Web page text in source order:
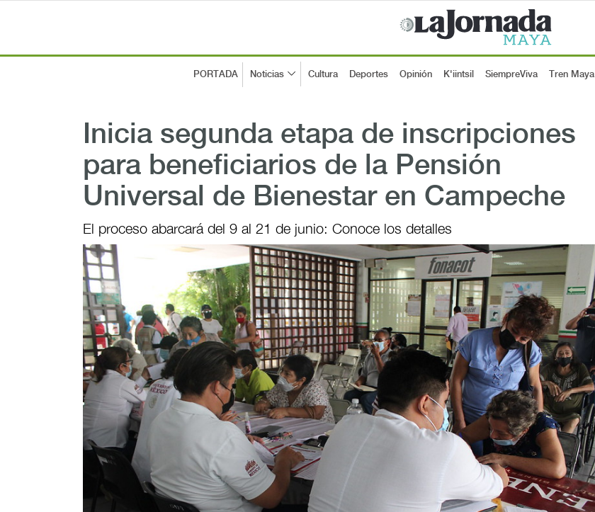
PORTADA Noticias Cultura Deportes Opinión K'iintsil SiempreViva Tren Maya
Inicia segunda etapa de inscripciones
para beneficiarios de la Pensión
Universal de Bienestar en Campeche
El proceso abarcará del 9 al 21 de junio: Conoce los detalles